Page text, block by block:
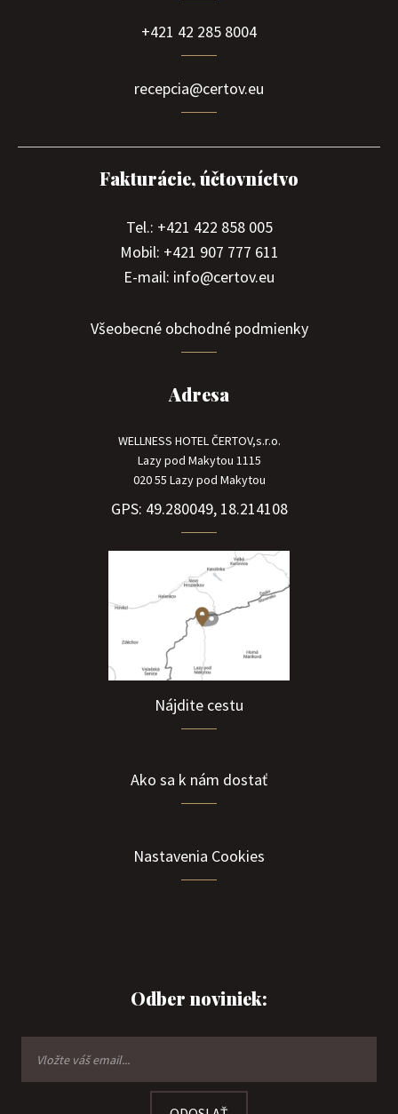
+421 42 285 8004
recepcia@certov.eu
Fakturácie, účtovníctvo
Tel.: +421 422 858 005
Mobil: +421 907 777 611
E-mail: info@certov.eu
Všeobecné obchodné podmienky
Adresa
WELLNESS HOTEL ČERTOV,s.r.o.
Lazy pod Makytou 1115
020 55 Lazy pod Makytou
GPS: 49.280049, 18.214108
Nájdite cestu
Ako sa k nám dostať
Nastavenia Cookies
Odber noviniek: